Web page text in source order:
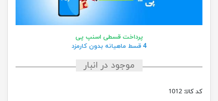
پرداخت قسطی اسنپ پی
4 قسط ماهیانه بدون کارمزد
موجود در انبار
کد کالا: 1012